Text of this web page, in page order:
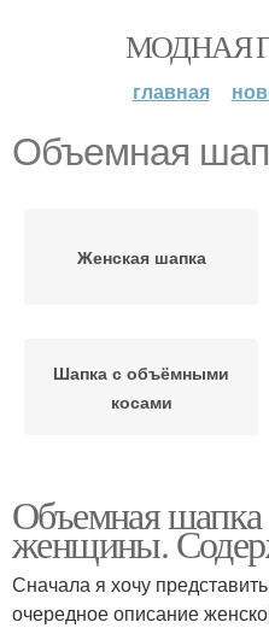
МОДНАЯ
главная
Объемная
Женская шапка
Шапка с объёмными
косами
Простая шапка
Объемная
женщины.
Сначала я хочу
очередное описание